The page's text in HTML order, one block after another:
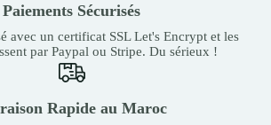
Paiements Sécurisés
avec un certificat SSL Let's Encrypt et les
par Paypal ou Stripe. Du sérieux !
Rapide au Maroc